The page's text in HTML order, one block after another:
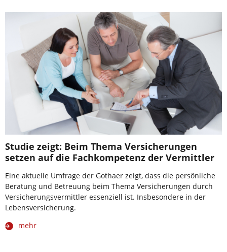
Studie zeigt: Beim Thema Versicherungen
setzen auf die Fachkompetenz der Vermittler
Eine aktuelle Umfrage der Gothaer zeigt, dass die persönliche
Beratung und Betreuung beim Thema Versicherungen durch
Versicherungsvermittler essenziell ist. Insbesondere in der
Lebensversicherung.
mehr